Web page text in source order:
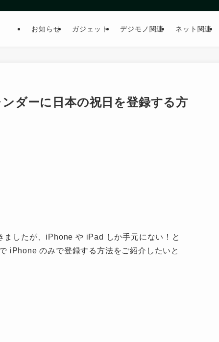
お知らせ ガジェット デジモノ関連 ネット関連
ダーに日本の祝日を登録する方
ましたが、iPhone や iPad しか手元にない！と
iPhone のみで登録する方法をご紹介したいと